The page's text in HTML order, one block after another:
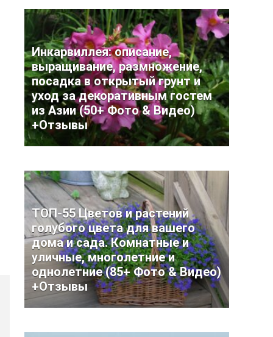
Инкарвиллея: описание,
выращивание, размножение,
посадка в открытый грунт и
уход за декоративным гостем
из Азии (50+ Фото & Видео)
+Отзывы
ТОП-55 Цветов и растений
голубого цвета для вашего
дома и сада. Комнатные и
уличные, многолетние и
однолетние (85+ Фото & Видео)
+Отзывы